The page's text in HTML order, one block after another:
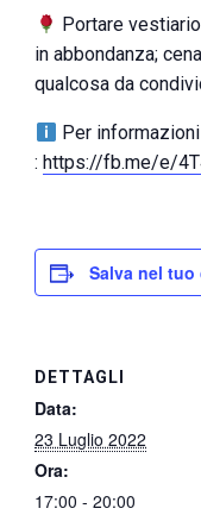
Portare
in abbondanza;
qualcosa da
Per
:https://fb.me/e/
Salva nel tuo
DETTAGLI
Data:
23 Luglio 2022
Ora:
17:00 - 20:00